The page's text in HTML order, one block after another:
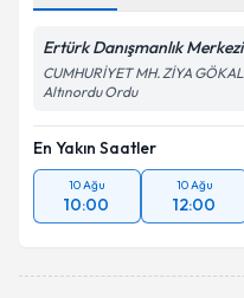
Ertürk Danışmanlık Merkezi
CUMHURİYET MH. ZİYA
Altınordu Ordu
En Yakın Saatler
10 Ağu
10:00
10 Ağu
12:00